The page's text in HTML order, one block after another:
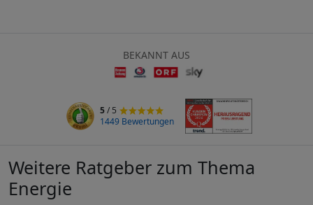
BEKANNT AUS
5/ 5
1449 Bewertungen
Weitere Ratgeber zum Thema
Energie